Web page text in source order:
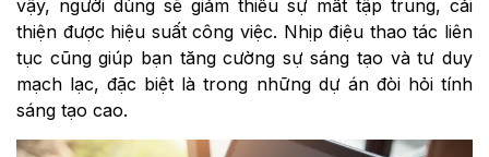
vậy, người dùng sẽ giảm thiểu sự mất tập trung, cải
thiện được hiệu suất công việc. Nhịp điệu thao tác liên
tục cũng giúp bạn tăng cường sự sáng tạo và tư duy
mạch lạc, đặc biệt là trong những dự án đòi hỏi tính
sáng tạo cao.